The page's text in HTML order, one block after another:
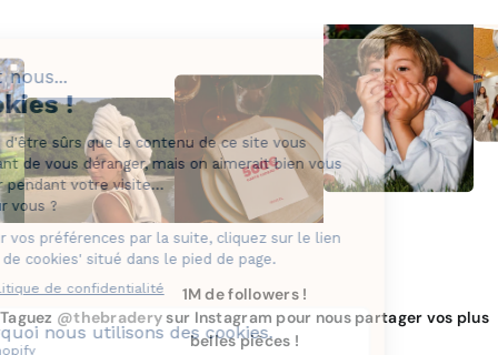
1M de followers !
Taguez @thebraderysur Instagram pour nous partager vos plus
belles pièces !